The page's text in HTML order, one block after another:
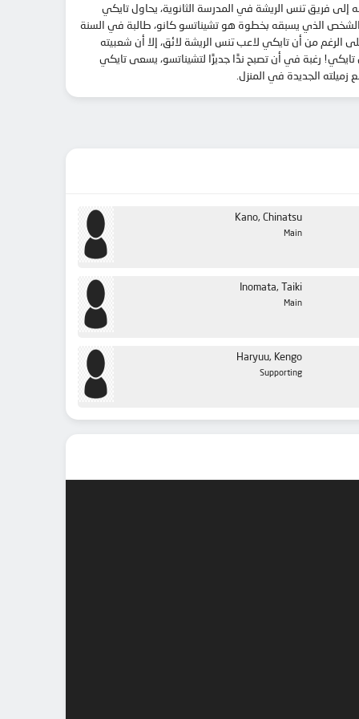
إلى فريق تنس الريشة في المدرسة الثانوية، يحاول تايكي
الذي يسبقه بخطوة هو تشيناتسو كانو، طالبة في السنة
الرغم من أن تايكي لاعب تنس الريشة لائق، إلا أن شعبيته
رغبة في أن تصبح ندًا جديرًا لتشيناتسو، يسعى تايكي
الجديدة في المنزل.
Kano, Chinatsu
Main
Inomata, Taiki
Main
Haryuu, Kengo
Supporting